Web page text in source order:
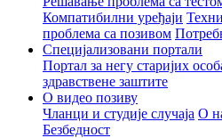
Компатибилни уређаји
проблема са позивом
Специјализовани портали
Портал за негу старијих
здравствене заштите
О видео позиву
Чланци и студије случаја О
Безбедност